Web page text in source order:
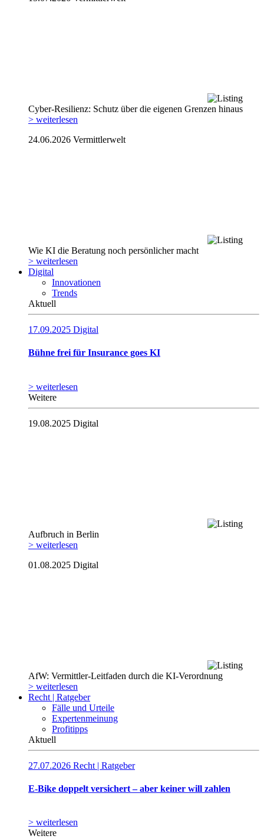
Cyber-Resilienz: Schutz über die eigenen Grenzen hinaus
> weiterlesen
24.06.2026 Vermittlerwelt
Wie KI die Beratung noch persönlicher macht
> weiterlesen
Digital
Innovationen
Trends
Aktuell
17.09.2025 Digital
Bühne frei für Insurance goes KI
> weiterlesen
Weitere
19.08.2025 Digital
Aufbruch in Berlin
> weiterlesen
01.08.2025 Digital
AfW: Vermittler-Leitfaden durch die KI-Verordnung
> weiterlesen
Recht | Ratgeber
Fälle und Urteile
Expertenmeinung
Profitipps
Aktuell
27.07.2026 Recht | Ratgeber
E-Bike doppelt versichert – aber keiner will zahlen
> weiterlesen
Weitere